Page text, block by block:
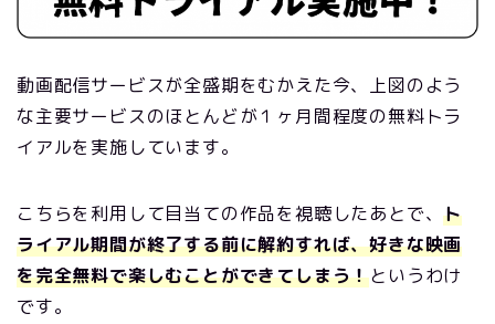
動画配信サービスが全盛期をむかえた今、上図のよう
な主要サービスのほとんどが１ヶ月間程度の無料トラ
イアルを実施しています。
こちらを利用して目当ての作品を視聴したあとで、ト
ライアル期間が終了する前に解約すれば、好きな映画
を完全無料で楽しむことができてしまう！というわけ
です。